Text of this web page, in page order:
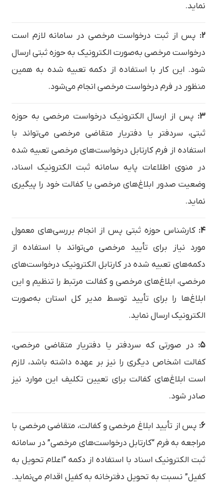
نماید.
۲: پس از ثبت درخواست مرخصی در سامانه لازم است
درخواست مرخصی به‌صورت الکترونیک به حوزه ثبتی ارسال
شود. این کار با استفاده از دکمه تعبیه شده به همین
منظور در فرم درخواست مرخصی انجام می‌شود.
۳: پس از ارسال الکترونیک درخواست مرخصی به حوزه
ثبتی، سردفتر یا دفتریار متقاضی مرخصی می‌تواند با
استفاده از فرم کارتابل درخواست‌های مرخصی تعبیه شده
در منوی اطلاعات پایه سامانه ثبت الکترونیک اسناد،
وضعیت صدور ابلاغ‌های مرخصی یا کفالت خود را پیگیری
نماید.
۴: کارشناس حوزه ثبتی پس از انجام بررسی‌های معمول
مورد نیاز برای تأیید مرخصی می‌تواند با استفاده از
دکمه‌های تعبیه شده در کارتابل الکترونیک درخواست‌های
مرخصی، ابلاغ‌های مرخصی و کفالت مرتبط را تنظیم و این
ابلاغ‌ها را برای تأیید توسط مدیر کل استان به‌صورت
الکترونیک ارسال نماید.
۵:
در صورتی که سردفتر یا دفتریار متقاضی مرخصی،
کفالت اشخاص دیگری را نیز بر عهده داشته باشد، لازم
است ابلاغ‌های کفالت برای تعیین تکلیف این موارد نیز
صادر شود.
۶: پس از تأیید ابلاغ مرخصی و کفالت، متقاضی مرخصی با
مراجعه به فرم “کارتابل درخواست‌های مرخصی” در سامانه
ثبت الکترونیک اسناد با استفاده از دکمه “اعلام تحویل به
کفیل” نسبت به تحویل دفترخانه به کفیل اقدام می‌نماید.